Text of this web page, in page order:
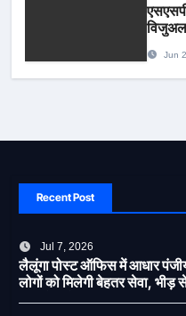
विजुअल
Jun
Recent Post
Jul 7, 2026
लैलूंगा पोस्ट ऑफिस में आधार
लोगों को मिलेगी बेहतर सेवा, भीड़
पर लगेगी रोक